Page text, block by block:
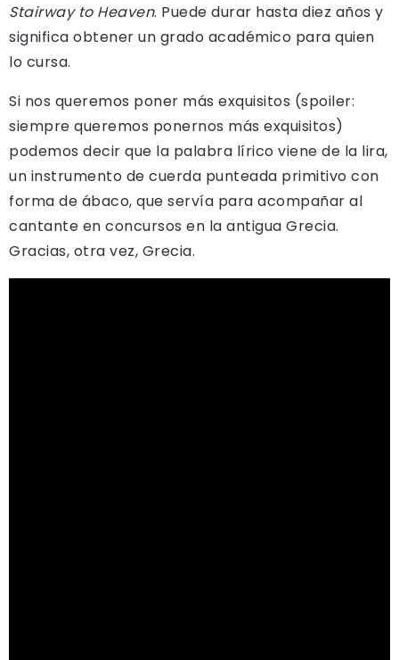
Stairway to Heaven. Puede durar hasta diez años y
significa obtener un grado académico para quien
lo cursa.
Si nos queremos poner más exquisitos (spoiler:
siempre queremos ponernos más exquisitos)
podemos decir que la palabra lírico viene de la lira,
un instrumento de cuerda punteada primitivo con
forma de ábaco, que servía para acompañar al
cantante en concursos en la antigua Grecia.
Gracias, otra vez, Grecia.